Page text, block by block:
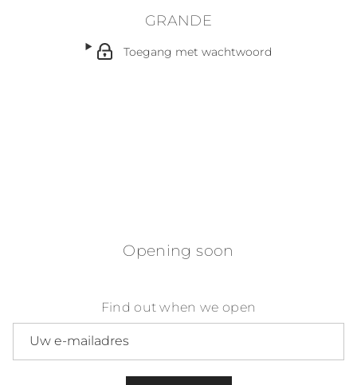
GRANDE
Toegang met wachtwoord
Opening soon
Find out when we open